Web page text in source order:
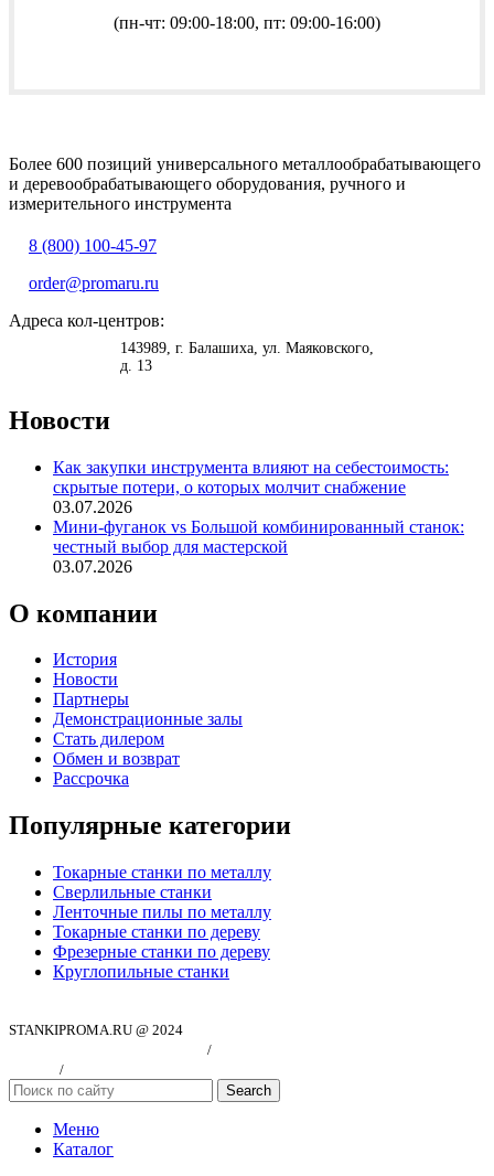
(пн-чт: 09:00-18:00, пт: 09:00-16:00)
Более 600 позиций универсального металлообрабатывающего
и деревообрабатывающего оборудования, ручного и
измерительного инструмента
8 (800) 100-45-97
order@promaru.ru
Адреса кол-центров:
143989 , г. Балашиха ул. Маяковского,
д. 13
Новости
Как закупки инструмента влияют на себестоимость:
скрытые потери, о которых молчит снабжение
03.07.2026
Мини-фуганок vs Большой комбинированный станок:
честный выбор для мастерской
03.07.2026
О компании
История
Новости
Партнеры
Демонстрационные залы
Стать дилером
Обмен и возврат
Рассрочка
Популярные категории
Токарные станки по металлу
Сверлильные станки
Ленточные пилы по металлу
Токарные станки по дереву
Фрезерные станки по дереву
Круглопильные станки
STANKIPROMA.RU @ 2024
/
/
Search
Меню
Каталог